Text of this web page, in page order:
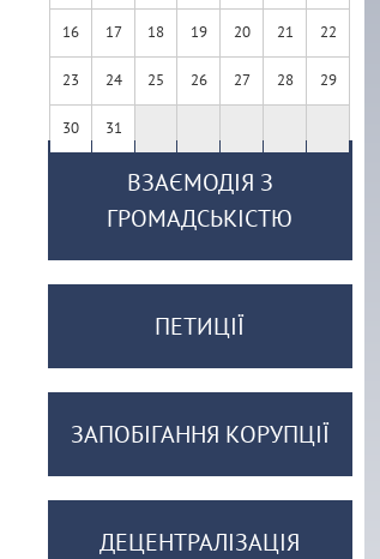
16 17 18 19 20 21 22
23 24 25 26 27 28 29
30 31
ВЗАЄМОДІЯ З
ГРОМАДСЬКІСТЮ
ПЕТИЦІЇ
ЗАПОБІГАННЯ КОРУПЦІЇ
ДЕЦЕНТРАЛІЗАЦІЯ